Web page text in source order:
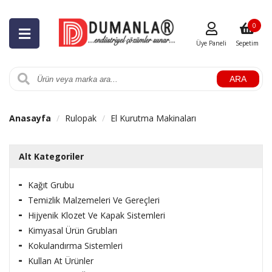
ARA
Üye Paneli Sepetim
0
Anasayfa Rulopak El Kurutma Makinaları
Alt Kategoriler
Kağıt Grubu
Temizlik Malzemeleri Ve Gereçleri
Hijyenik Klozet Ve Kapak Sistemleri
Kimyasal Ürün Grubları
Kokulandırma Sistemleri
Kullan At Ürünler